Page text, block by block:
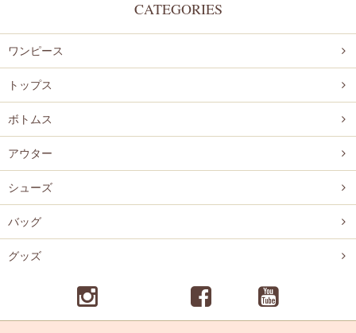
CATEGORIES
ワンピース
トップス
ボトムス
アウター
シューズ
バッグ
グッズ